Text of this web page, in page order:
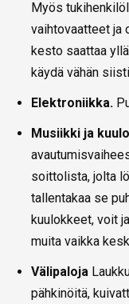
Myös
vaihtovaatteet ja
kesto saattaa
käydä vähän
Elektroniikka.
Musiikki ja
soittolista, jolta
tallentakaa se
kuulokkeet, voit
muita vaikka
Välipaloja
pähkinöitä,